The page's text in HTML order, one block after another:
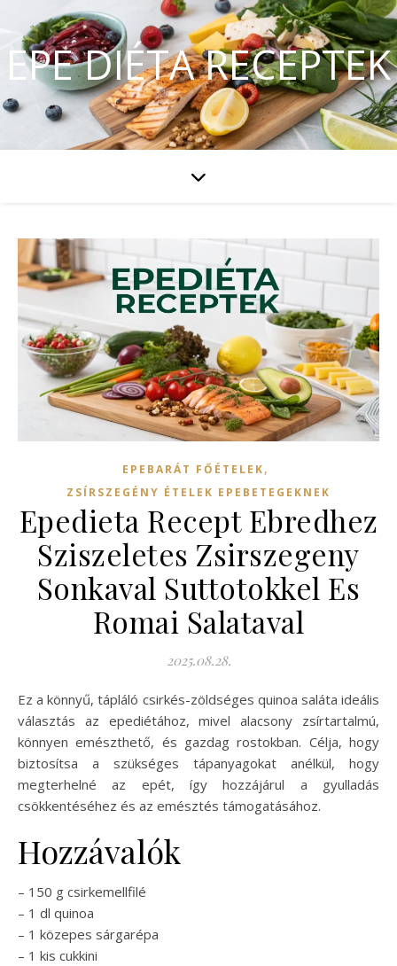
EPE DIÉTA RECEPTEK
EPEBARÁT FŐÉTELEK,
ZSÍRSZEGÉNY ÉTELEK EPEBETEGEKNEK
Epedieta Recept Ebredhez
Sziszeletes Zsirszegeny
Sonkaval Suttotokkel Es
Romai Salataval
2025.08.28.
Ez a könnyű, tápláló csirkés-zöldséges quinoa saláta ideális
választás az epediétához, mivel alacsony zsírtartalmú,
könnyen emészthető, és gazdag rostokban. Célja, hogy
biztosítsa a szükséges tápanyagokat anélkül, hogy
megterhelné az epét, így hozzájárul a gyulladás
csökkentéséhez és az emésztés támogatásához.
Hozzávalók
– 150 g csirkemellfilé
– 1 dl quinoa
– 1 közepes sárgarépa
– 1 kis cukkini